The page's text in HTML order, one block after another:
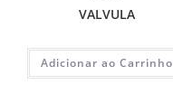
VALVULA
Adicionar ao Carrinho